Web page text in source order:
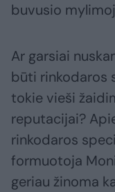
buvusio
Ar garsiai
būti rinkodaros
tokie vieši
reputacijai?
rinkodaros
formuotoja
geriau žinoma